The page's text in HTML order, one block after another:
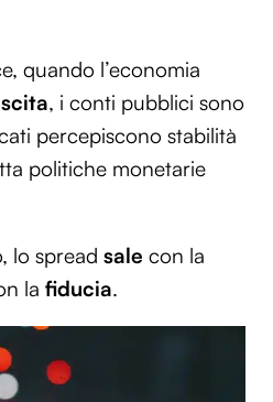
quando l’economia
, i conti pubblici sono
percepiscono stabilità
politiche monetarie
lo spread sale con la
la fiducia.